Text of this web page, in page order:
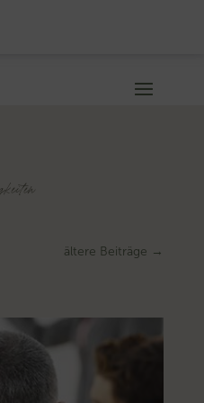
ältere Beiträge →